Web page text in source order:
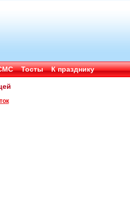
Тосты К празднику